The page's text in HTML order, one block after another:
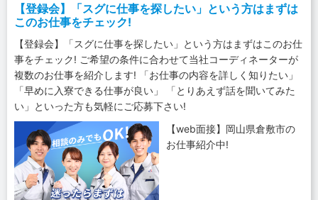
【登録会】「スグに仕事を探したい」という方はまずは
このお仕事をチェック!
【登録会】「スグに仕事を探したい」という方はまずはこのお仕
事をチェック! ご希望の条件に合わせて当社コーディネーターが
複数のお仕事を紹介します! 「お仕事の内容を詳しく知りたい」
「早めに入寮できる仕事が良い」 「とりあえず話を聞いてみた
い」といった方も気軽にご応募下さい!
【web面接】岡山県倉敷市の
お仕事紹介中!